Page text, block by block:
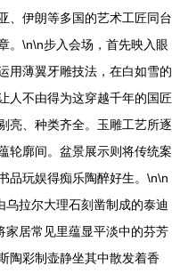
、伊朗等多国的艺术工匠同台
。\n\n步入会场，首先映入眼
薄翼牙雕技法，在白如雪的
人不由得为这穿越千年的国匠
亮、种类齐全。玉雕工艺所逐
轮廓间。盆景展示则将传统案
品玩娱得痴乐陶醉好生。\n\n
乌拉尔大理石刻凿制成的泰迪
家居常见里蕴显平淡中的芬芳
陶彩制壶静坐其中散发着香